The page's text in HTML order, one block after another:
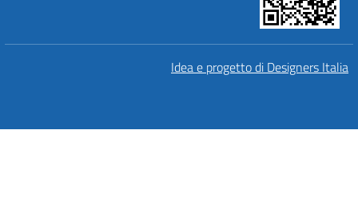
Idea e progetto di Designers Italia